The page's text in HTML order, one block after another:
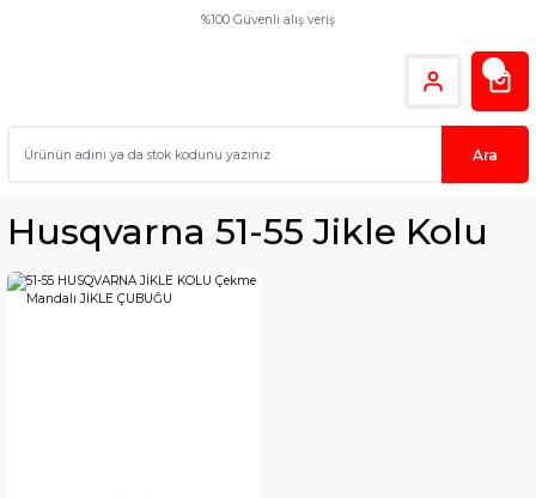
%100 Güvenli alış veriş
Ara
Husqvarna 51-55 Jikle Kolu